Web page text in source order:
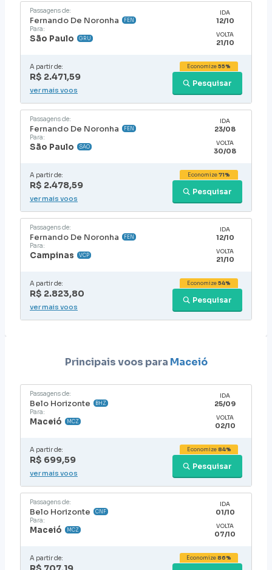
Passagens de:
Fernando De Noronha FEN
Para:
São Paulo GRU
IDA
12/10
VOLTA
21/10
A partir de:
R$ 2.471,59
Pesquisar
Economize55%
ver mais voos
Passagens de:
Fernando De Noronha FEN
Para:
São Paulo SAO
IDA
23/08
VOLTA
30/08
A partir de:
R$ 2.478,59
Pesquisar
Economize71%
ver mais voos
Passagens de:
Fernando De Noronha FEN
Para:
Campinas VCP
IDA
12/10
VOLTA
21/10
A partir de:
R$ 2.823,80
Pesquisar
Economize54%
ver mais voos
Principais voos para Maceió
Passagens de:
Belo Horizonte BHZ
Para:
Maceió MCZ
IDA
25/09
VOLTA
02/10
A partir de:
R$ 699,59
Pesquisar
Economize84%
ver mais voos
Passagens de:
Belo Horizonte CNF
Para:
Maceió MCZ
IDA
01/10
VOLTA
07/10
A partir de: Economize86%